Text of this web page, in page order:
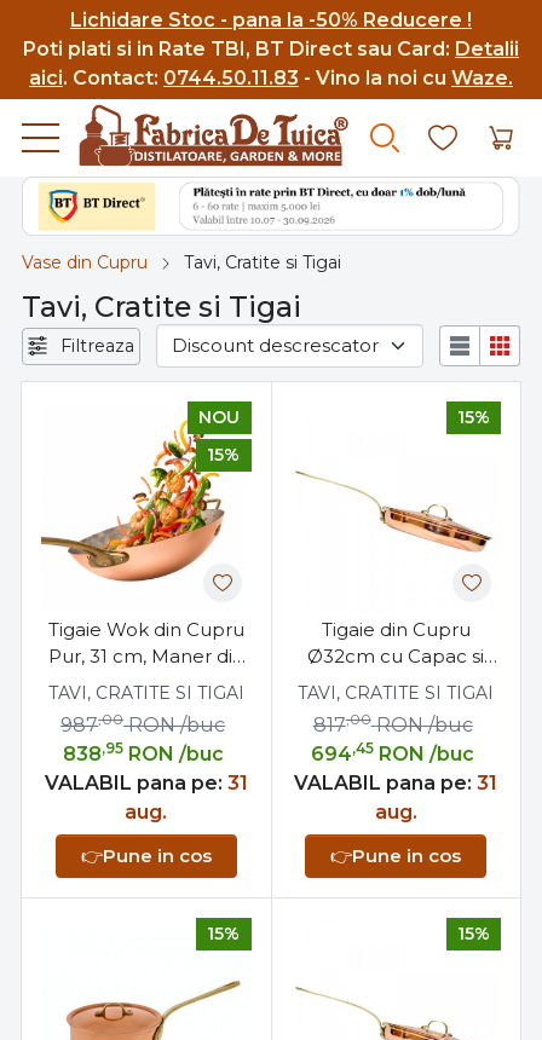
Lichidare Stoc - pana la -50% Reducere !
Poti plati si in Rate TBI, BT Direct sau Card: Detalii
aici. Contact: 0744.50.11.83 - Vino la noi cu Waze.
Vase din Cupru Tavi, Cratite si Tigai
Tavi, Cratite si Tigai
Filtreaza
NOU
15%
Tigaie Wok din Cupru
Pur, 31 cm, Maner din
Bronz Masiv,
AlmaCozinha
TAVI, CRATITE SI TIGAI
838,95 RON /buc
987,00 RON /buc
VALABIL pana pe: 31
aug.
👉Pune in cos
15%
Tigaie din Cupru
Ø32cm cu Capac si
Maner din Bronz
TAVI, CRATITE SI TIGAI
694,45 RON /buc
817,00 RON /buc
VALABIL pana pe: 31
aug.
👉Pune in cos
15% 15%